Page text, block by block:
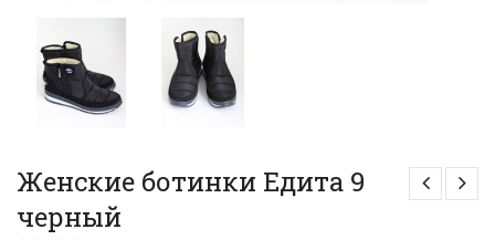
Женские ботинки Едита 9
черный